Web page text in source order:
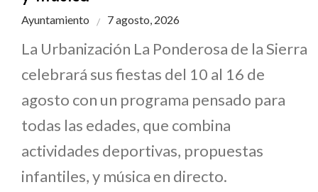
Ayuntamiento 7 agosto, 2026
La Urbanización La Ponderosa de la Sierra
celebrará sus fiestas del 10 al 16 de
agosto con un programa pensado para
todas las edades, que combina
actividades deportivas, propuestas
infantiles, y música en directo.